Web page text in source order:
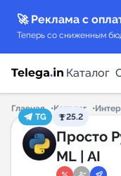
🚀 Реклама с
Теперь со сниженным
Каталог
Каталог
Каталог ботов
Главная Каталог
TG
25.2
Просто
ML | AI